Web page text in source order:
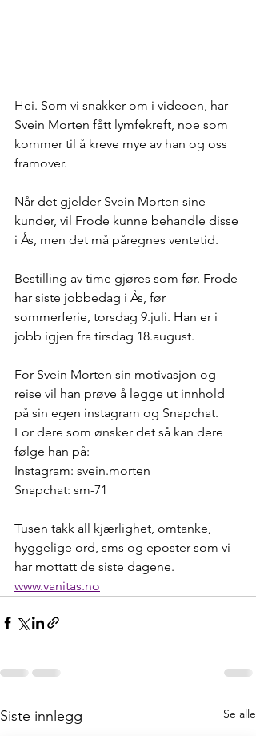
Hei. Som vi snakker om i videoen, har
Svein Morten fått lymfekreft, noe som
kommer til å kreve mye av han og oss
framover.
Når det gjelder Svein Morten sine
kunder, vil Frode kunne behandle disse
i Ås, men det må påregnes ventetid.
Bestilling av time gjøres som før. Frode
har siste jobbedag i Ås, før
sommerferie, torsdag 9.juli. Han er i
jobb igjen fra tirsdag 18.august.
For Svein Morten sin motivasjon og
reise vil han prøve å legge ut innhold
på sin egen instagram og Snapchat.
For dere som ønsker det så kan dere
følge han på:
Instagram: svein.morten
Snapchat: sm-71
Tusen takk all kjærlighet, omtanke,
hyggelige ord, sms og eposter som vi
har mottatt de siste dagene.
www.vanitas.no
Siste innlegg Se alle